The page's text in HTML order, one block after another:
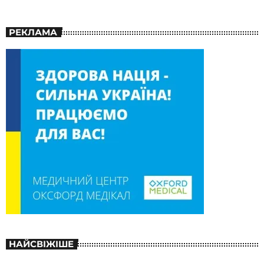
РЕКЛАМА
НАЙСВІЖІШЕ